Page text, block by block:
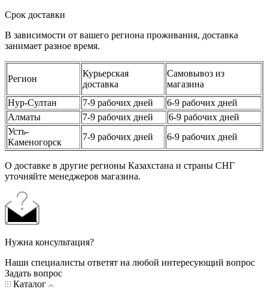
Срок доставки
В зависимости от вашего региона проживания, доставка
занимает разное время.
Регион
Курьерская
доставка
Самовывоз из
магазина
Нур-Султан
7-9 рабочих дней
6-9 рабочих дней
Алматы
7-9 рабочих дней
6-9 рабочих дней
Усть-
Каменогорск
7-9 рабочих дней 6-9 рабочих дней
О доставке в другие регионы Казахстана и страны СНГ
уточняйте менеджеров магазина.
Нужна консультация?
Наши специалисты ответят на любой интересующий вопрос
Задать вопрос
Каталог